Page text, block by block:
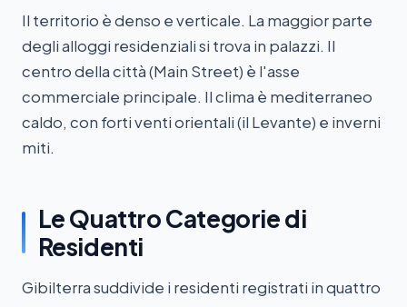
Il territorio è denso e verticale. La maggior parte
degli alloggi residenziali si trova in palazzi. Il
centro della città (Main Street) è l'asse
commerciale principale. Il clima è mediterraneo
caldo, con forti venti orientali (il Levante) e inverni
miti.
Le Quattro Categorie di
Residenti
Gibilterra suddivide i residenti registrati in quattro